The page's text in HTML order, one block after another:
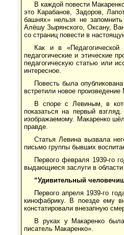
В каждой повести
это Карабанов, Задоров,
башнях» нельзя не
Алёшу Зырянского, Оксану,
со страниц повести в
Как и в
педагогические и этические
педагогическую статью или
интересное.
Повесть была
встретили новое произведение
В споре с Левиным, в
показаться на первый
изображаемому. Макаренко
правде.
Статья Левина вызвала
письмо группы бывших
Первого февраля 1939-го
выдающиеся заслуги в
“Удивительный
Первого апреля 1939-го
кинофабрику. В поезде ему
констатировали внезапную
В руках у Макаренко
писатель Макаренко».